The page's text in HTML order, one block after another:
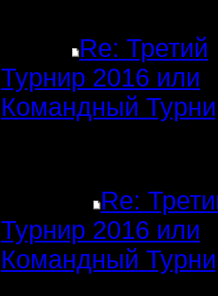
Re: Третий
Турнир 2016 или
Командный
Re:
Турнир 2016 или
Командный